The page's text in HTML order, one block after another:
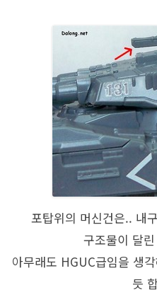
포탑위의 머신건은.. 내
구조물이 달
아무래도 HGUC급임을 생
듯